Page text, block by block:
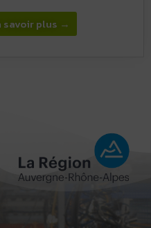
savoir plus →